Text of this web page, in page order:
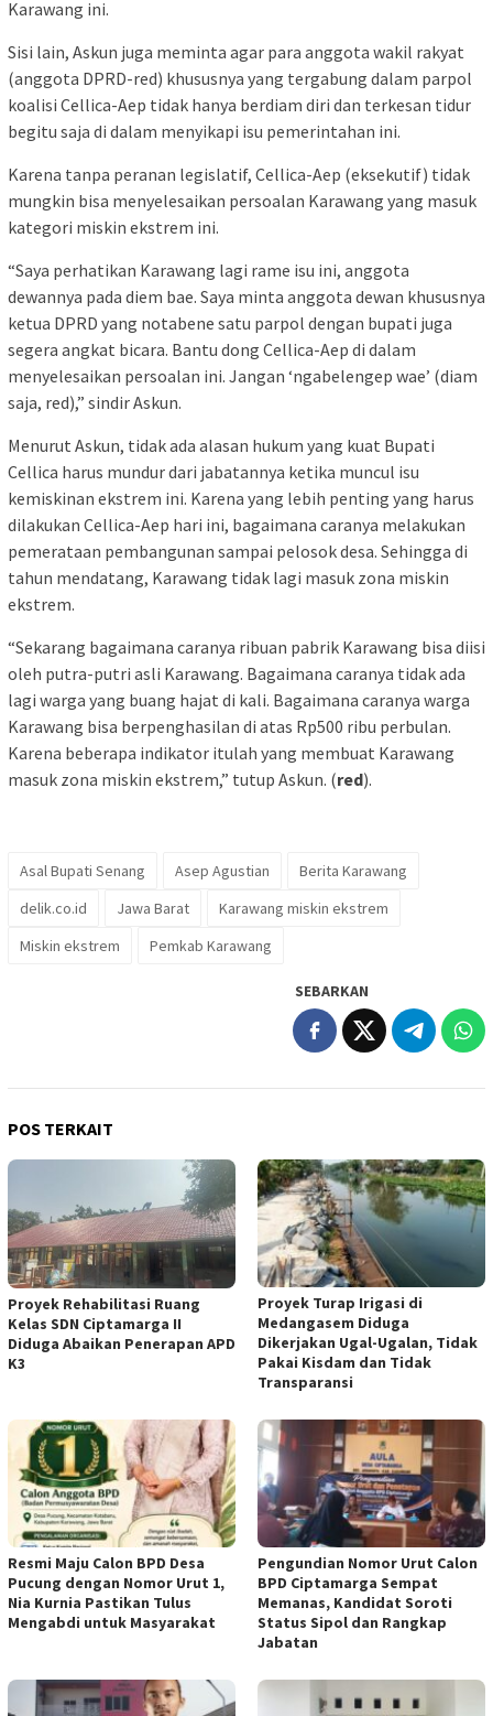
Karawang ini.
Sisi lain, Askun juga meminta agar para anggota wakil rakyat
(anggota DPRD-red) khususnya yang tergabung dalam parpol
koalisi Cellica-Aep tidak hanya berdiam diri dan terkesan tidur
begitu saja di dalam menyikapi isu pemerintahan ini.
Karena tanpa peranan legislatif, Cellica-Aep (eksekutif) tidak
mungkin bisa menyelesaikan persoalan Karawang yang masuk
kategori miskin ekstrem ini.
“Saya perhatikan Karawang lagi rame isu ini, anggota
dewannya pada diem bae. Saya minta anggota dewan khususnya
ketua DPRD yang notabene satu parpol dengan bupati juga
segera angkat bicara. Bantu dong Cellica-Aep di dalam
menyelesaikan persoalan ini. Jangan ‘ngabelengep wae’ (diam
saja, red),” sindir Askun.
Menurut Askun, tidak ada alasan hukum yang kuat Bupati
Cellica harus mundur dari jabatannya ketika muncul isu
kemiskinan ekstrem ini. Karena yang lebih penting yang harus
dilakukan Cellica-Aep hari ini, bagaimana caranya melakukan
pemerataan pembangunan sampai pelosok desa. Sehingga di
tahun mendatang, Karawang tidak lagi masuk zona miskin
ekstrem.
“Sekarang bagaimana caranya ribuan pabrik Karawang bisa diisi
oleh putra-putri asli Karawang. Bagaimana caranya tidak ada
lagi warga yang buang hajat di kali. Bagaimana caranya warga
Karawang bisa berpenghasilan di atas Rp500 ribu perbulan.
Karena beberapa indikator itulah yang membuat Karawang
masuk zona miskin ekstrem,” tutup Askun. (red).
Asal Bupati Senang Asep Agustian
Berita Karawang
delik.co.id
Jawa Barat
Karawang miskin ekstrem
Miskin ekstrem
Pemkab Karawang
SEBARKAN
POS TERKAIT
Proyek Rehabilitasi Ruang
Kelas SDN Ciptamarga II
Diduga Abaikan Penerapan APD
K3
Proyek Turap Irigasi di
Medangasem Diduga
Dikerjakan Ugal-Ugalan, Tidak
Pakai Kisdam dan Tidak
Transparansi
Resmi Maju Calon BPD Desa
Pucung dengan Nomor Urut 1,
Nia Kurnia Pastikan Tulus
Mengabdi untuk Masyarakat
Pengundian Nomor Urut Calon
BPD Ciptamarga Sempat
Memanas, Kandidat Soroti
Status Sipol dan Rangkap
Jabatan